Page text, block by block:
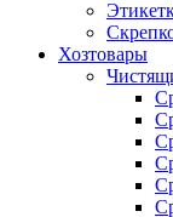
Хозтовары